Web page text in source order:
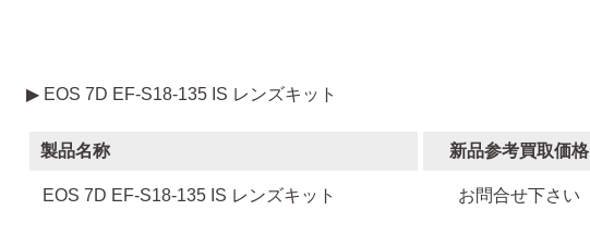
▶ EOS 7D EF-S18-135 IS レンズキット
製品名称 新品参考買取価格
EOS 7D EF-S18-135 IS レンズキット お問合せ下さい